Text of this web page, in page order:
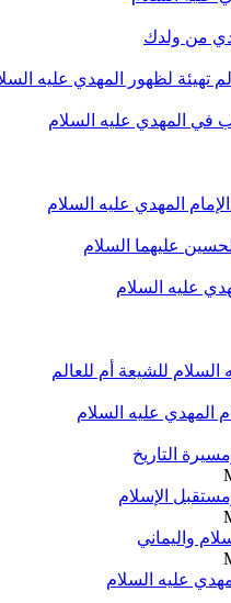
من ولدك
تهيئة لظهور المهدي عليه
في المهدي عليه السلام
المهدي عليه السلام
عليهما السلام
عليه السلام
السلام للشيعة أم للعالم
المهدي عليه السلام
التاريخ
الإسلام
واليماني
عليه السلام